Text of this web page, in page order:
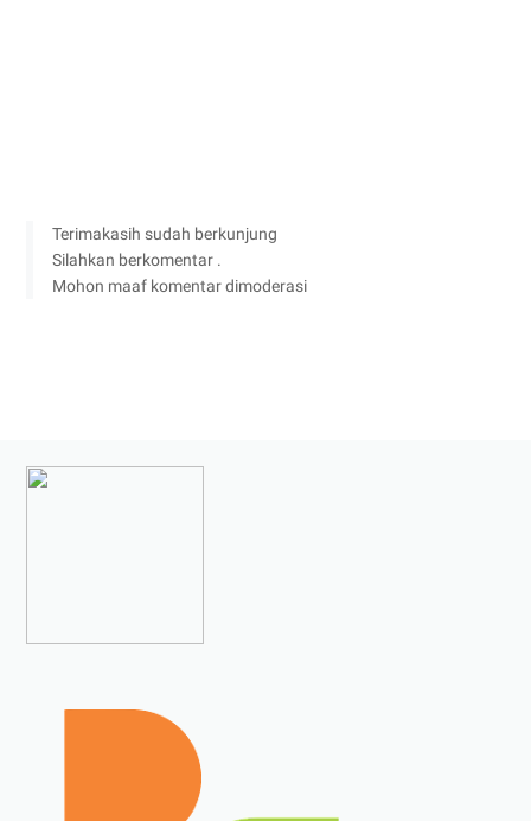
Terimakasih sudah berkunjung
Silahkan berkomentar .
Mohon maaf komentar dimoderasi